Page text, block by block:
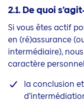
2.1. De quoi
Si vous êtes actif
en (ré)assurance
intermédiaire), nous
caractère
la conclusion